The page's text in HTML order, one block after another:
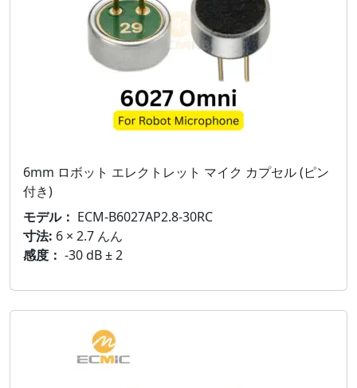
6mm ロボット エレクトレット マイク カプセル (ピン
付き)
モデル： ECM-B6027AP2.8-30RC
寸法: 6 × 2.7 んん
感度： -30 dB ± 2